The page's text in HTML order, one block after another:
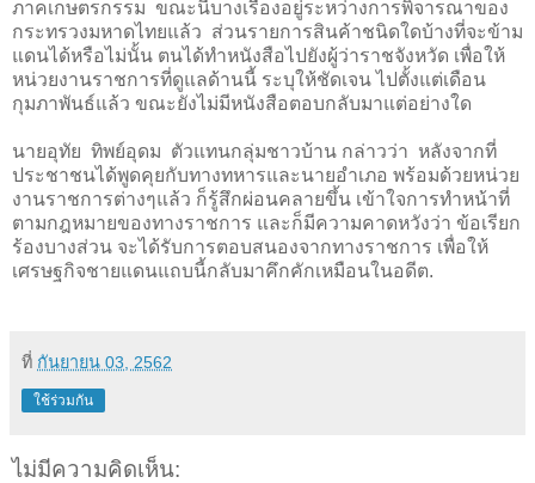
ภาคเกษตรกรรม ขณะนี้บางเรื่องอยู่ระหว่างการพิจารณาของ
กระทรวงมหาดไทยแล้ว ส่วนรายการสินค้าชนิดใดบ้างที่จะข้าม
แดนได้หรือไม่นั้น ตนได้ทำหนังสือไปยังผู้ว่าราชจังหวัด เพื่อให้
หน่วยงานราชการที่ดูแลด้านนี้ ระบุให้ชัดเจน ไปตั้งแต่เดือน
กุมภาพันธ์แล้ว ขณะยังไม่มีหนังสือตอบกลับมาแต่อย่างใด
นายอุทัย ทิพย์อุดม ตัวแทนกลุ่มชาวบ้าน กล่าวว่า หลังจากที่
ประชาชนได้พูดคุยกับทางทหารและนายอำเภอ พร้อมด้วยหน่วย
งานราชการต่างๆแล้ว ก็รู้สึกผ่อนคลายขึ้น เข้าใจการทำหน้าที่
ตามกฎหมายของทางราชการ และก็มีความคาดหวังว่า ข้อเรียก
ร้องบางส่วน จะได้รับการตอบสนองจากทางราชการ เพื่อให้
เศรษฐกิจชายแดนแถบนี้กลับมาคึกคักเหมือนในอดีต.
ที่ กันยายน 03, 2562
ใช้ร่วมกัน
ไม่มีความคิดเห็น: